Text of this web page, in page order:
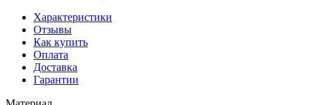
Характеристики
Отзывы
Как купить
Оплата
Доставка
Гарантии